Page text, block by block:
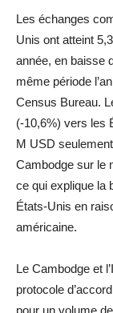
Les échanges
Unis ont atteint
année, en baisse
même période
Census Bureau.
(-10,6%) vers les
M USD
Cambodge sur le
ce qui explique la
États-Unis en
américaine.
Le Cambodge et
protocole
pour un volume